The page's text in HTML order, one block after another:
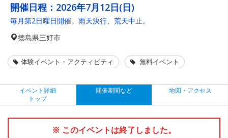
開催日程： 2026年7月12日(日)
毎月第2日曜日開催。雨天決行、荒天中止。
徳島県三好市
体験イベント・アクティビティ 無料イベント
イベント詳細
トップ
開催期間など 地図・アクセス
※ このイベントは終了しました。